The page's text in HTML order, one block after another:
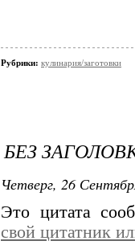
если
не
Рубрики: кулинария/заготовки
БЕЗ
Четверг, 26
Это цитата
свой цитатник